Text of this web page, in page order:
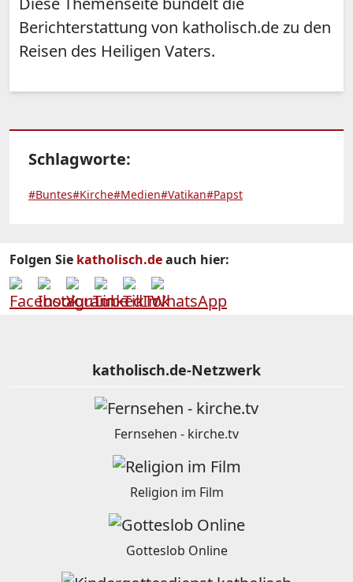
Berichterstattung von katholisch.de zu den
Reisen des Heiligen Vaters.
Schlagworte:
#Buntes#Kirche#Medien#Vatikan#Papst
Folgen Sie katholisch.deauch hier:
katholisch.de-Netzwerk
Fernsehen - kirche.tv
Religion im Film
Gotteslob Online